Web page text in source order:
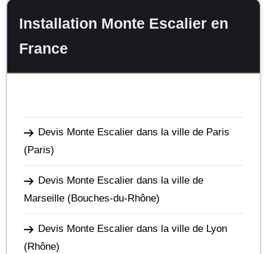
Installation Monte Escalier en
France
Devis Monte Escalier dans la ville de Paris
(Paris)
Devis Monte Escalier dans la ville de
Marseille (Bouches-du-Rhône)
Devis Monte Escalier dans la ville de Lyon
(Rhône)